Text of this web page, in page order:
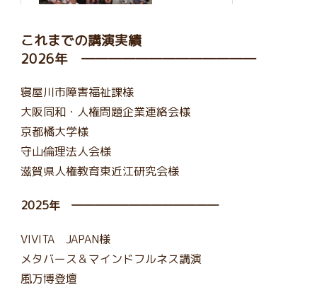
これまでの講演実績
2026年 ―――――――――――――
寝屋川市障害福祉課様
大阪同和・人権問題企業連絡会様
京都橘大学様
守山倫理法人会様
滋賀県人権教育東近江研究会様
2025年 ―――――――――――――
VIVITA JAPAN様
メタバース＆マインドフルネス講演
風万博登壇